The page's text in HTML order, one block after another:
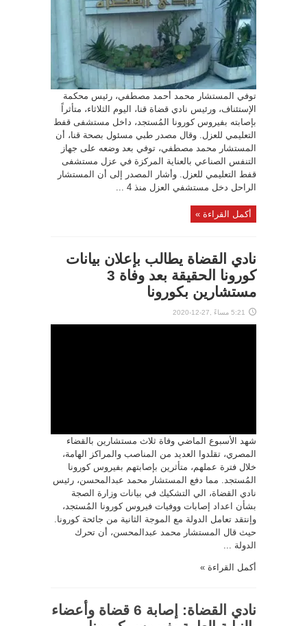
توفي المستشار محمد أحمد مصطفي، رئيس محكمة
الإستئناف، ورئيس نادي قضاة قنا، اليوم الثلاثاء، متأثراً
بإصابته بفيروس كورونا المُستجد، داخل مستشفى قفط
التعليمي للعزل. وقال مصدر طبي مسئول بصحة قنا، أن
المستشار محمد مصطفي، توفي بعد وضعه على جهاز
التنفس الصناعي بالعناية المركزة في عزل مستشفى
قفط التعليمي للعزل. وأشار المصدر إلى أن المستشار
الراحل دخل مستشفي العزل منذ 4 ...
أكمل القراءة »
نادي القضاة يطالب بإعلان بيانات
كورونا الحقيقة بعد وفاة 3
مستشارين بكورونا
5:21 مساءً ,27-12-2020
شهد الأسبوع الماضي وفاة ثلاث مستشارين بالقضاء
المصري، تقلدوا العديد من المناصب والمراكز الهامة،
خلال فترة عملهم، متأثرين بإصابتهم بفيروس كورونا
المُستجد. مما دفع المستشار محمد عبدالمحسن، رئيس
نادي القضاة، الي التشكيك في بيانات وزارة الصجة
بشأن اعداد إصابات ووفيات فيروس كورونا المُستجد،
وإنتقد تعامل الدولة مع الموجة الثانية من جائحة كورونا.
حيث قال المستشار محمد عبدالمحسن، أن تحرك
الدولة ...
أكمل القراءة »
نادي القضاة: إصابة 6 قضاة وأعضاء